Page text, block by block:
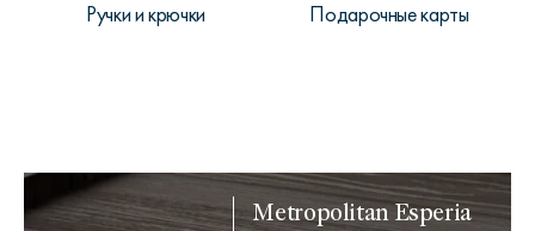
Ручки и крючки Подарочные карты
Metropolitan Esperia